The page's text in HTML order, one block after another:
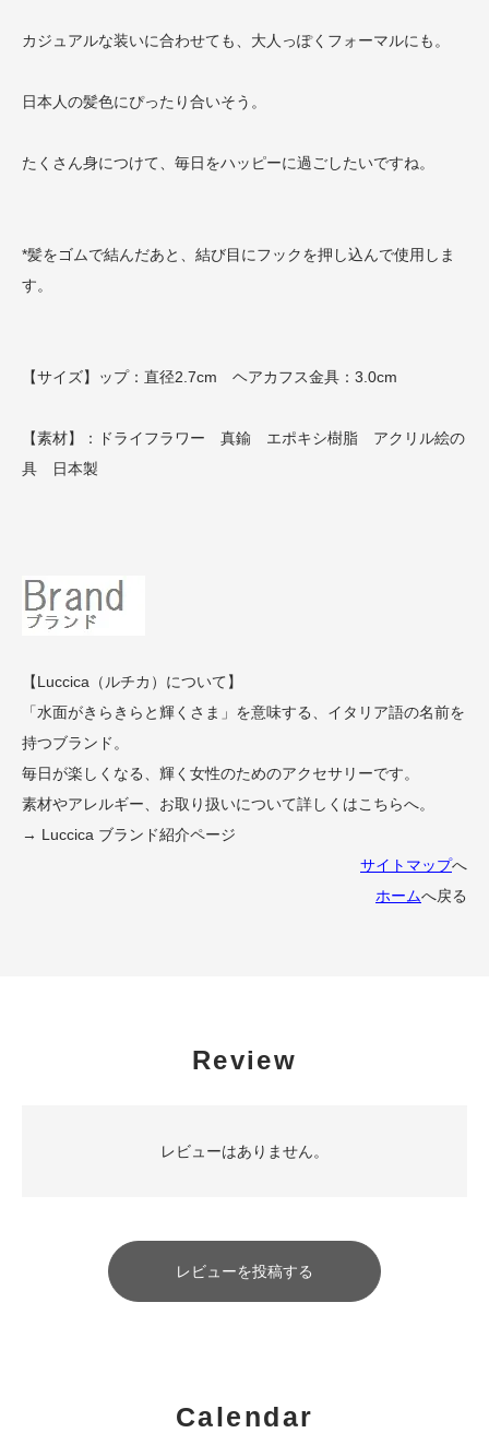
カジュアルな装いに合わせても、大人っぽくフォーマルにも。
日本人の髪色にぴったり合いそう。
たくさん身につけて、毎日をハッピーに過ごしたいですね。
*髪をゴムで結んだあと、結び目にフックを押し込んで使用しま
す。
【サイズ】ップ：直径2.7cm ヘアカフス金具：3.0cm
【素材】：ドライフラワー 真鍮 エポキシ樹脂 アクリル絵の
具 日本製
【Luccica（ルチカ）について】
「水面がきらきらと輝くさま」を意味する、イタリア語の名前を
持つブランド。
毎日が楽しくなる、輝く女性のためのアクセサリーです。
素材やアレルギー、お取り扱いについて詳しくはこちらへ。
→ Luccica ブランド紹介ページ
サイトマップへ
ホームへ戻る
Review
レビューはありません。
レビューを投稿する
Calendar